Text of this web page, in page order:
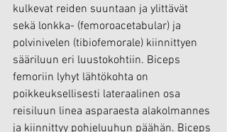
kulkevat reiden suuntaan ja ylittävät
sekä lonkka- (femoroacetabular) ja
polvinivelen (tibiofemorale) kiinnittyen
sääriluun eri luustokohtiin. Biceps
femoriin lyhyt lähtökohta on
poikkeuksellisesti lateraalinen osa
reisiluun linea asparaesta alakolmannes
ja kiinnittyy pohjeluuhun päähän. Biceps